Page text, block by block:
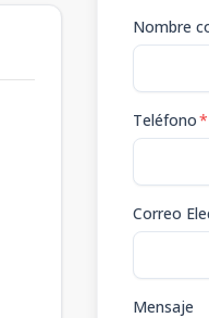
Nombre
Teléfono*
Correo
Mensaje